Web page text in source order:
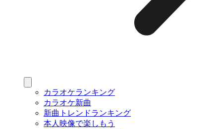
カラオケランキング
カラオケ新曲
新曲トレンドランキング
本人映像で楽しもう